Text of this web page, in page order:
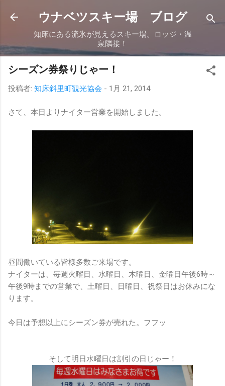
スキップしてメイン コンテンツに移動
ウナベツスキー場 ブログ
知床にある流氷が見えるスキー場。ロッジ・温
泉隣接！
シーズン券祭りじゃー！
投稿者: 知床斜里町観光協会 - 1月 21, 2014
さて、本日よりナイター営業を開始しました。
昼間働いている皆様多数ご来場です。
ナイターは、毎週火曜日、水曜日、木曜日、金曜日午後6時～
午後9時までの営業で、土曜日、日曜日、祝祭日はお休みにな
ります。
今日は予想以上にシーズン券が売れた。フフッ
そして明日水曜日は割引の日じゃー！